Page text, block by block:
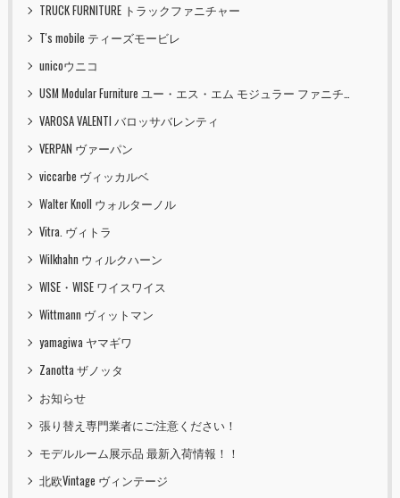
TRUCK FURNITURE トラックファニチャー
T's mobile ティーズモービレ
unicoウニコ
USM Modular Furniture ユー・エス・エム モジュラー ファニチャー
VAROSA VALENTI バロッサバレンティ
VERPAN ヴァーパン
viccarbe ヴィッカルベ
Walter Knoll ウォルターノル
Vitra. ヴィトラ
Wilkhahn ウィルクハーン
WISE・WISE ワイスワイス
Wittmann ヴィットマン
yamagiwa ヤマギワ
Zanotta ザノッタ
お知らせ
張り替え専門業者にご注意ください！
モデルルーム展示品 最新入荷情報！！
北欧Vintage ヴィンテージ